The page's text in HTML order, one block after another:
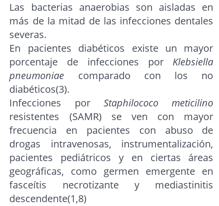
Las bacterias anaerobias son aisladas en
más de la mitad de las infecciones dentales
severas.
En pacientes diabéticos existe un mayor
porcentaje de infecciones por Klebsiella
pneumoniae comparado con los no
diabéticos(3).
Infecciones porStaphilococo meticilino
resistentes (SAMR) se ven con mayor
frecuencia en pacientes con abuso de
drogas intravenosas, instrumentalización,
pacientes pediátricos y en ciertas áreas
geográficas, como germen emergente en
fasceítis necrotizante y mediastinitis
descendente(1,8)